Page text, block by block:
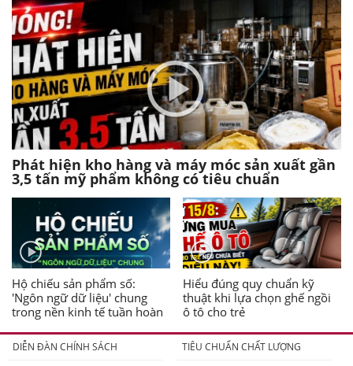
Phát hiện kho hàng và máy móc sản xuất gần
3,5 tấn mỹ phẩm không có tiêu chuẩn
Hộ chiếu sản phẩm số:
'Ngôn ngữ dữ liệu' chung
trong nền kinh tế tuần hoàn
Hiểu đúng quy chuẩn kỹ
thuật khi lựa chọn ghế ngồi
ô tô cho trẻ
DIỄN ĐÀN CHÍNH SÁCH
TIÊU CHUẨN CHẤT LƯỢNG